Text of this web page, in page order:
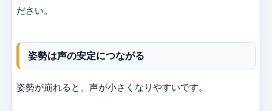
ださい。
姿勢は声の安定につながる
姿勢が崩れると、声が小さくなりやすいです。